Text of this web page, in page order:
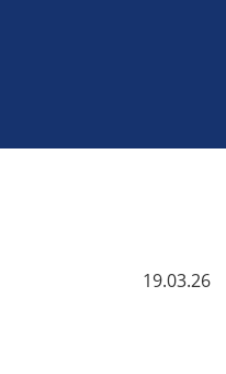
19.03.26